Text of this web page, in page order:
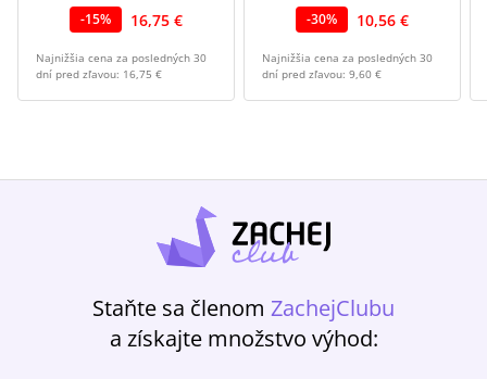
-15% 16,75 €
Najnižšia cena za posledných 30
dní pred zľavou: 16,75 €
-30% 10,56 €
Najnižšia cena za posledných 30
dní pred zľavou: 9,60 €
Staňte sa členom ZachejClubu
a získajte množstvo výhod: